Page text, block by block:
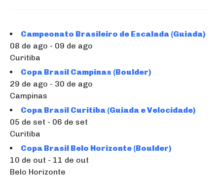
Campeonato Brasileiro de Escalada (Guiada)
08 de ago - 09 de ago
Curitiba
Copa Brasil Campinas (Boulder)
29 de ago - 30 de ago
Campinas
Copa Brasil Curitiba (Guiada e Velocidade)
05 de set - 06 de set
Curitiba
Copa Brasil Belo Horizonte (Boulder)
10 de out - 11 de out
Belo Horizonte